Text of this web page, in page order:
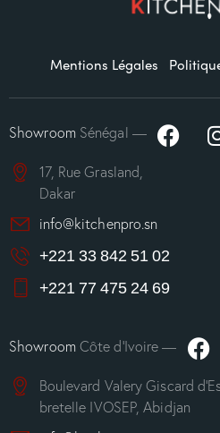
Mentions Légales
ShowroomSénégal —
17, Rue Grasland,
Dakar
info@kitchenpro.sn
+221 33 842 51 02
+221 77 475 24 69
ShowroomCôte d’Ivoire —
Boulevard Valery Giscard
bretelle IVOSEP, Abidjan